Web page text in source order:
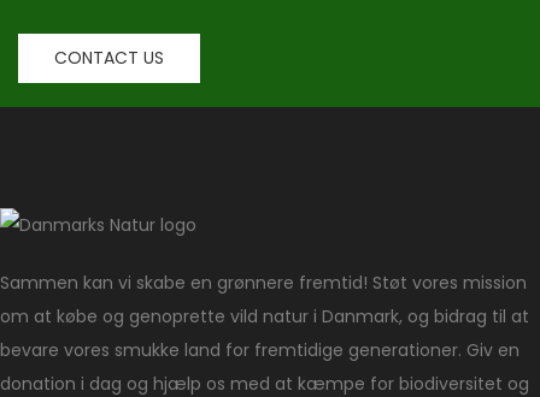
CONTACT US
Sammen kan vi skabe en grønnere fremtid! Støt vores mission
om at købe og genoprette vild natur i Danmark, og bidrag til at
bevare vores smukke land for fremtidige generationer. Giv en
donation i dag og hjælp os med at kæmpe for biodiversitet og